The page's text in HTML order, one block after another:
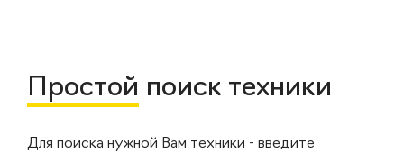
Простой поиск техники
Для поиска нужной Вам техники - введите